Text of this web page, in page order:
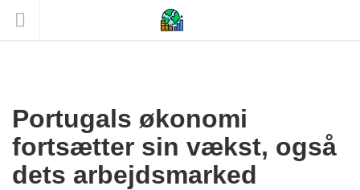
Portugals økonomi
fortsætter sin vækst, også
dets arbejdsmarked